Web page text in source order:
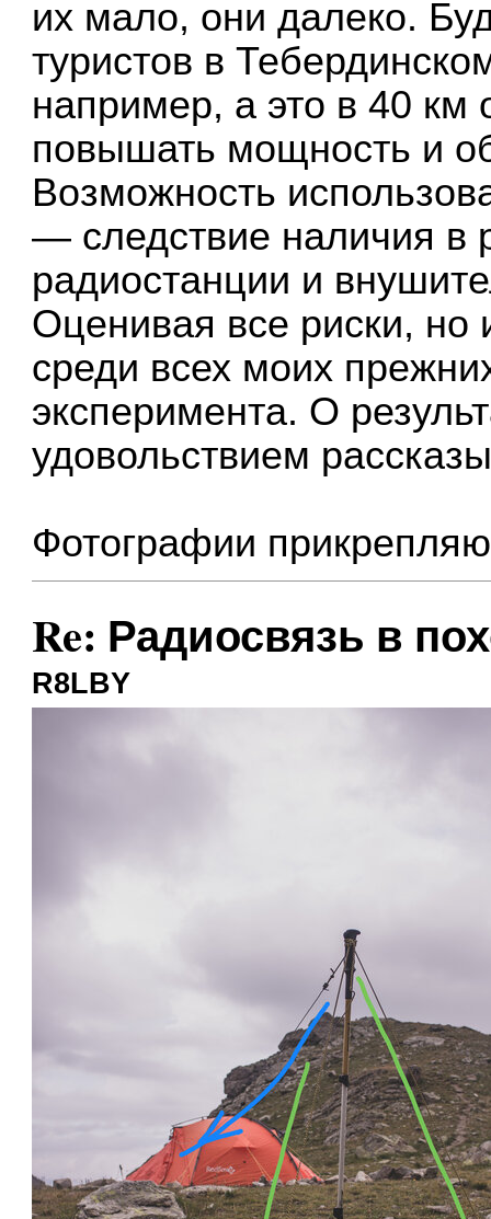
их мало, они далеко.
туристов в
например, а это в 40
повышать мощность и
Возможность
— следствие наличия в
радиостанции и
Оценивая все риски, но
среди всех моих
эксперимента. О
удовольствием
Фотографии
Re: Радиосвязь в
R8LBY